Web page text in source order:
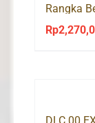
Rangka
Rp